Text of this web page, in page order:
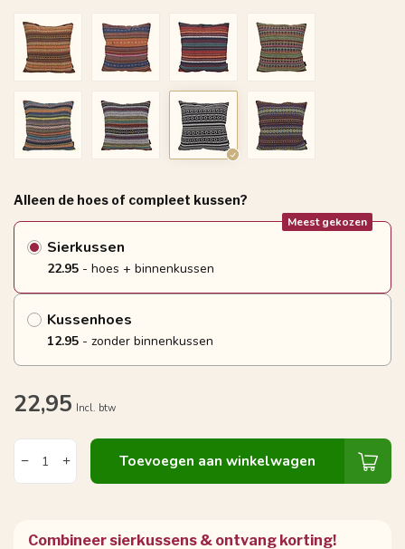
Alleen de hoes of compleet kussen?
Sierkussen
Meest gekozen
22.95 - hoes + binnenkussen
Kussenhoes
12.95 - zonder binnenkussen
22,95 Incl. btw
Toevoegen aan winkelwagen
Combineer sierkussens & ontvang korting!